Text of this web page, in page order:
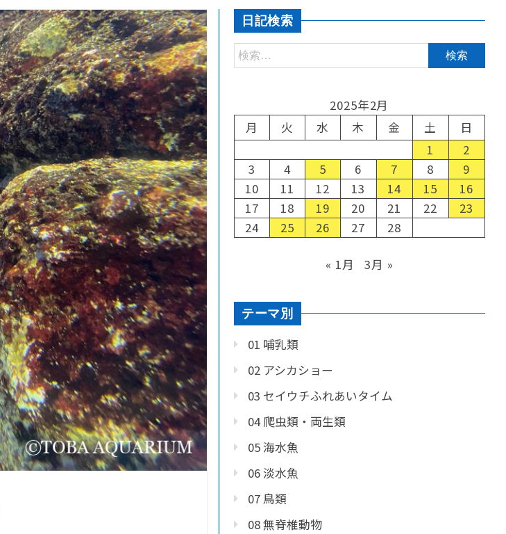
日記検索
2025年2月
月
火 水 木 金 土
日
1
2
3
4 5 6 7 8
9
10
11 12 13 14 15
16
17
18 19 20 21 22
23
24
25 26 27 28
« 1月 3月 »
テーマ別
01 哺乳類
02 アシカショー
03 セイウチふれあいタイム
04 爬虫類・両生類
05 海水魚
06 淡水魚
07 鳥類
08 無脊椎動物